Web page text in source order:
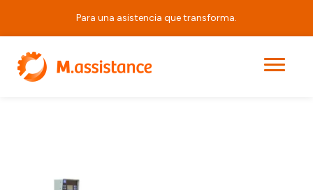
Para una asistencia que transforma.
Principal